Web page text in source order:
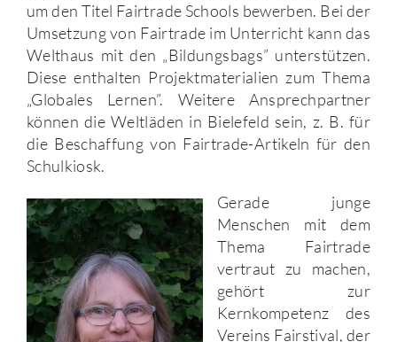
um den Titel Fairtrade Schools bewerben. Bei der
Umsetzung von Fairtrade im Unterricht kann das
Welthaus mit den „Bildungsbags” unterstützen.
Diese enthalten Projektmaterialien zum Thema
„Globales Lernen”. Weitere Ansprechpartner
können die Weltläden in Bielefeld sein, z. B. für
die Beschaffung von Fairtrade-Artikeln für den
Schulkiosk.
Gerade junge
Menschen mit dem
Thema Fairtrade
vertraut zu machen,
gehört zur
Kernkompetenz des
Vereins Fairstival, der